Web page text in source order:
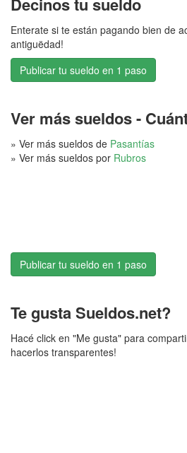
Enterate si te están pagando bien de
antiguëdad!
Publicar tu sueldo en 1 paso
Ver más sueldos -
» Ver más sueldos de Pasantías
» Ver más sueldos por Rubros
Publicar tu sueldo en 1 paso
Te gusta Sueldos.net?
Hacé click en "Me gusta" para
hacerlos transparentes!